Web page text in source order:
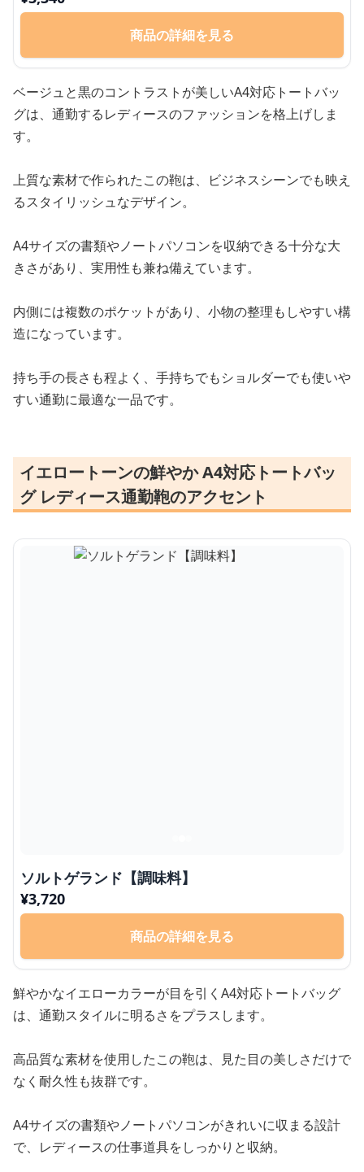
商品の詳細を見る
ベージュと黒のコントラストが美しいA4対応トートバッ
グは、通勤するレディースのファッションを格上げしま
す。
上質な素材で作られたこの鞄は、ビジネスシーンでも映え
るスタイリッシュなデザイン。
A4サイズの書類やノートパソコンを収納できる十分な大
きさがあり、実用性も兼ね備えています。
内側には複数のポケットがあり、小物の整理もしやすい構
造になっています。
持ち手の長さも程よく、手持ちでもショルダーでも使いや
すい通勤に最適な一品です。
イエロートーンの鮮やか A4対応トートバッ
グ レディース通勤鞄のアクセント
ソルトゲランド【調味料】
¥3,720
商品の詳細を見る
鮮やかなイエローカラーが目を引くA4対応トートバッグ
は、通勤スタイルに明るさをプラスします。
高品質な素材を使用したこの鞄は、見た目の美しさだけで
なく耐久性も抜群です。
A4サイズの書類やノートパソコンがきれいに収まる設計
で、レディースの仕事道具をしっかりと収納。